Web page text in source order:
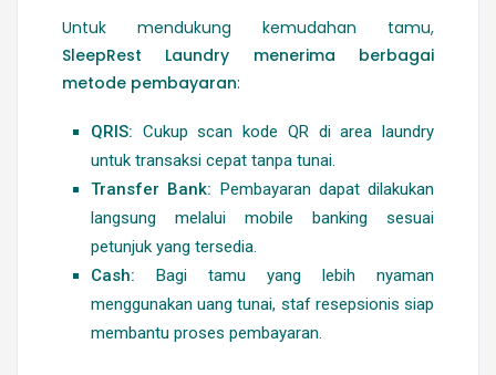
Untuk mendukung kemudahan tamu,
SleepRest Laundry menerima berbagai
metode pembayaran:
QRIS: Cukup scan kode QR di area laundry
untuk transaksi cepat tanpa tunai.
Transfer Bank: Pembayaran dapat dilakukan
langsung melalui mobile banking sesuai
petunjuk yang tersedia.
Cash: Bagi tamu yang lebih nyaman
menggunakan uang tunai, staf resepsionis siap
membantu proses pembayaran.